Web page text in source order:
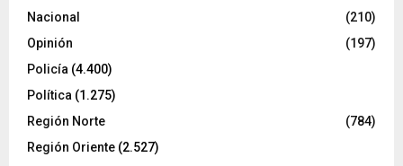
Nacional
(210)
Opinión
(197)
Policía (4.400)
Política (1.275)
Región Norte
(784)
Región Oriente (2.527)